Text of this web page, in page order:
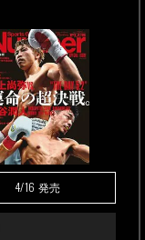
4/16 発売